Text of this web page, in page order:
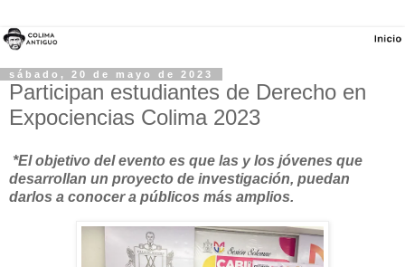
sábado, 20 de mayo de 2023
Participan estudiantes de Derecho en
Expociencias Colima 2023
*El objetivo del evento es que las y los jóvenes que
desarrollan un proyecto de investigación, puedan
darlos a conocer a públicos más amplios.